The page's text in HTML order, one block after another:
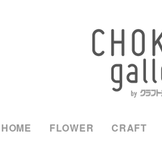
HOME FLOWER CRAFT